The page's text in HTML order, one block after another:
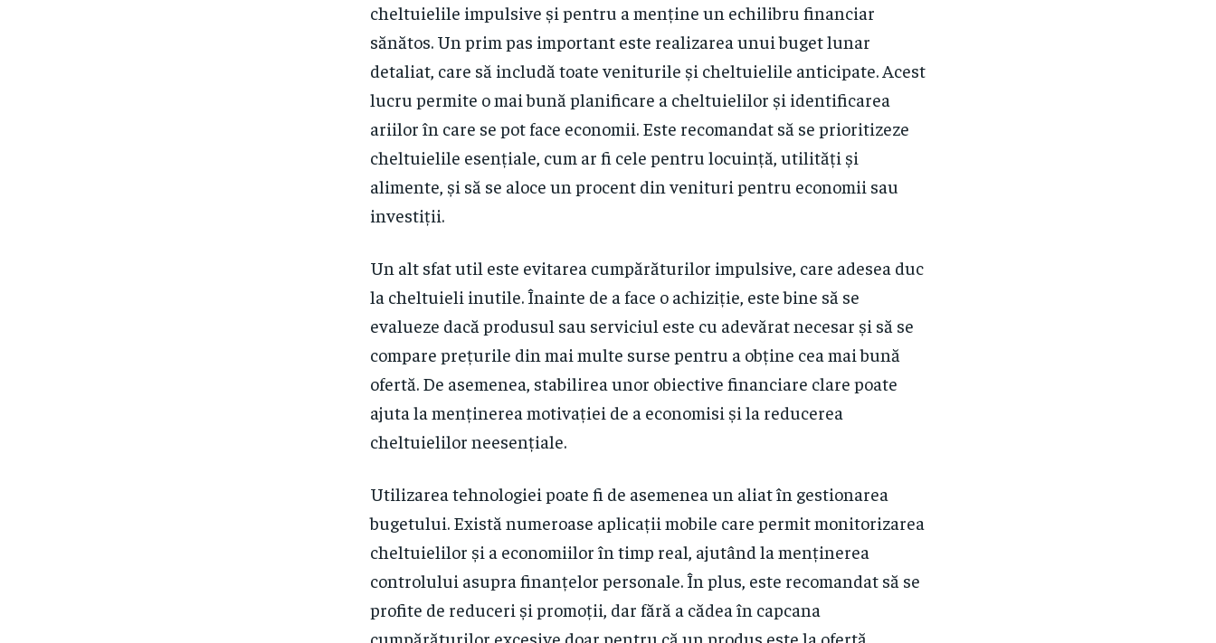
cheltuielile impulsive și pentru a menține un echilibru financiar
sănătos. Un prim pas important este realizarea unui buget lunar
detaliat, care să includă toate veniturile și cheltuielile anticipate. Acest
lucru permite o mai bună planificare a cheltuielilor și identificarea
ariilor în care se pot face economii. Este recomandat să se prioritizeze
cheltuielile esențiale, cum ar fi cele pentru locuință, utilități și
alimente, și să se aloce un procent din venituri pentru economii sau
investiții.
Un alt sfat util este evitarea cumpărăturilor impulsive, care adesea duc
la cheltuieli inutile. Înainte de a face o achiziție, este bine să se
evalueze dacă produsul sau serviciul este cu adevărat necesar și să se
compare prețurile din mai multe surse pentru a obține cea mai bună
ofertă. De asemenea, stabilirea unor obiective financiare clare poate
ajuta la menținerea motivației de a economisi și la reducerea
cheltuielilor neesențiale.
Utilizarea tehnologiei poate fi de asemenea un aliat în gestionarea
bugetului. Există numeroase aplicații mobile care permit monitorizarea
cheltuielilor și a economiilor în timp real, ajutând la menținerea
controlului asupra finanțelor personale. În plus, este recomandat să se
profite de reduceri și promoții, dar fără a cădea în capcana
cumpărăturilor excesive doar pentru că un produs este la ofertă.